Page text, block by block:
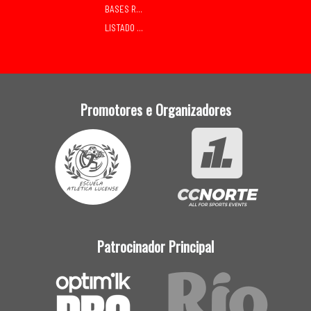
BASES RELEVOS MIXTOS SÁBADO
LISTADO DE INSCRITOS
Promotores e Organizadores
Patrocinador Principal